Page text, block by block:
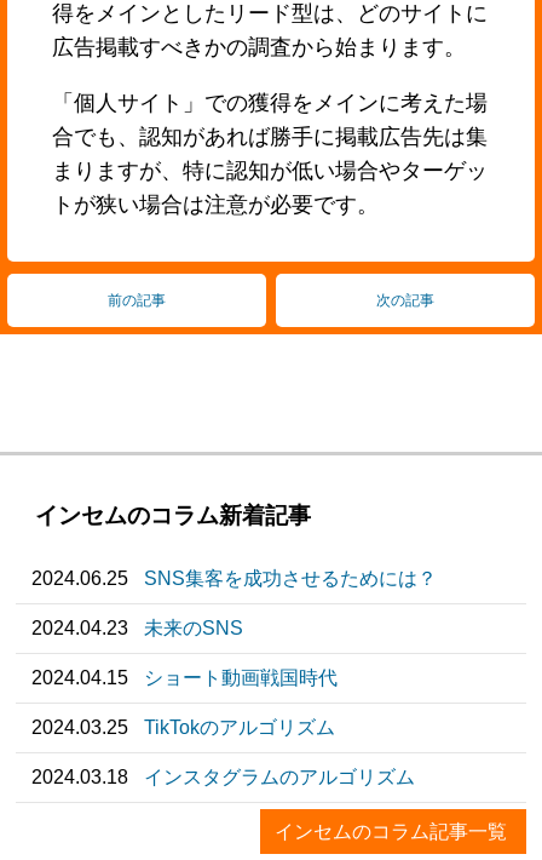
得をメインとしたリード型は、どのサイトに
広告掲載すべきかの調査から始まります。
「個人サイト」での獲得をメインに考えた場
合でも、認知があれば勝手に掲載広告先は集
まりますが、特に認知が低い場合やターゲッ
トが狭い場合は注意が必要です。
前の記事 次の記事
インセムのコラム新着記事
2024.06.25 SNS集客を成功させるためには？
2024.04.23 未来のSNS
2024.04.15 ショート動画戦国時代
2024.03.25 TikTokのアルゴリズム
2024.03.18 インスタグラムのアルゴリズム
インセムのコラム記事一覧